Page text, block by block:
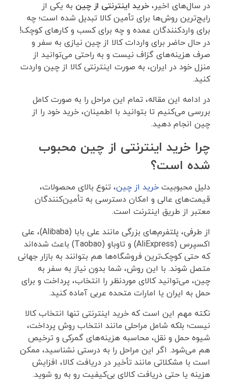
در سال‌های اخیر، خرید اینترنتی از چین به یکی از
رایج‌ترین روش‌ها برای تأمین کالا تبدیل شده است؛ چه
برای واردکنندگان عمده و چه برای کسب ‌و کارهای کوچک!
در حال حاضر برای واردات کالا از چین نیازی به سفر و
صرف هزینه‌های گزاف نیست و به راحتی می‌توانید از
منزل خود در ایران، به صورت اینترنتی کالا از چین واردت
کنید.
در ادامه این مقاله، تمام این مراحل را به صورت کامل
بررسی می‌کنیم تا بتوانید با اطمینان، خرید خود را از
چین انجام دهید.
چرا خرید اینترنتی از چین محبوب
شده است؟
دلیل محبوبیت خرید از چین، تنوع بالای محصولات،
قیمت‌های عالی و امکان دسترسی به تأمین‌کنندگان
معتبر از طریق اینترنت است.
از طرفی، پلتفرم‌های بزرگی مانند علی بابا (Alibaba)، علی
اکسپرس (AliExpress) و تاوباو (Taobao) باعث شده‌اند
که حتی کوچک‌ترین فروشگاه‌ها هم بتوانند به بازار جهانی
متصل شوند. با این روش، شما بدون نیاز به سفر به
چین، می‌توانید کالای موردنظر را انتخاب، پرداخت و برای
حمل به ایران یا امارات متحده عربی آماده کنید.
نکته مهم این است که خرید اینترنتی تنها انتخاب کالا
نیست؛ بلکه شامل مراحلی مانند انتخاب روش پرداخت،
شیوه حمل ‌و نقل، محاسبه هزینه‌های گمرکی و ترخیص
هم می‌شود. اگر این مراحل را به ‌درستی نشناسید، ممکن
است با مشکلاتی مانند تأخیر در دریافت کالا، افزایش
هزینه یا حتی دریافت کالای بی‌کیفیت رو به ‌رو شوید.